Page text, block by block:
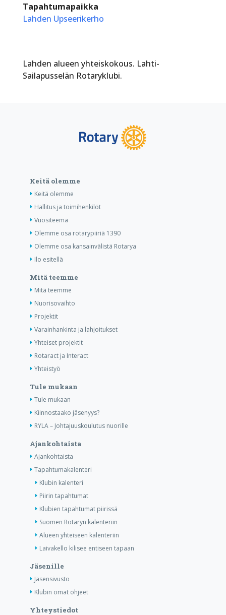
Tapahtumapaikka
Lahden Upseerikerho
Lahden alueen yhteiskokous. Lahti-
Sailapusselän Rotaryklubi.
Keitä olemme
Keitä olemme
Hallitus ja toimihenkilöt
Vuositeema
Olemme osa rotarypiiriä 1390
Olemme osa kansainvälistä Rotarya
Ilo esitellä
Mitä teemme
Mitä teemme
Nuorisovaihto
Projektit
Varainhankinta ja lahjoitukset
Yhteiset projektit
Rotaract ja Interact
Yhteistyö
Tule mukaan
Tule mukaan
Kiinnostaako jäsenyys?
RYLA – Johtajuuskoulutus nuorille
Ajankohtaista
Ajankohtaista
Tapahtumakalenteri
Klubin kalenteri
Piirin tapahtumat
Klubien tapahtumat piirissä
Suomen Rotaryn kalenteriin
Alueen yhteiseen kalenteriin
Laivakello kilisee entiseen tapaan
Jäsenille
Jäsensivusto
Klubin omat ohjeet
Yhteystiedot